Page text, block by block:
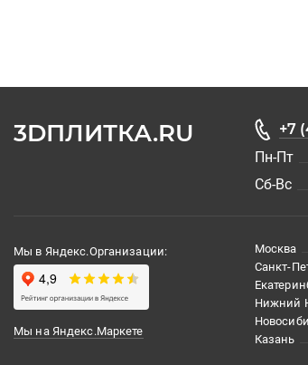
3DПЛИТКА.RU
+7
Пн-Пт
Сб-Вс
Мы в Яндекс.Организации:
Мы на Яндекс.Маркете
Москва
Санкт-
Нижний
Казань